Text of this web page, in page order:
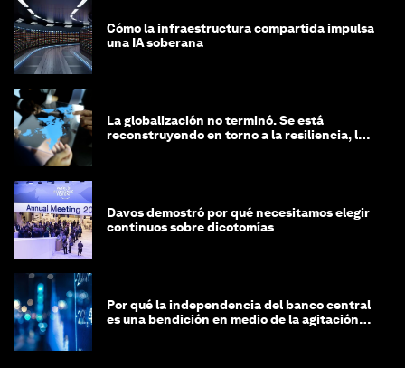
Cómo la infraestructura compartida impulsa
una IA soberana
La globalización no terminó. Se está
reconstruyendo en torno a la resiliencia, las
Davos demostró por qué necesitamos elegir
continuos sobre dicotomías
Por qué la independencia del banco central
es una bendición en medio de la agitación